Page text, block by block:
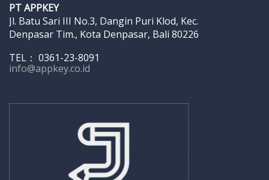
PT APPKEY
Jl. Batu Sari III No.3, Dangin Puri Klod, Kec.
Denpasar Tim., Kota Denpasar, Bali 80226
TEL： 0361-23-8091
info@appkey.co.id